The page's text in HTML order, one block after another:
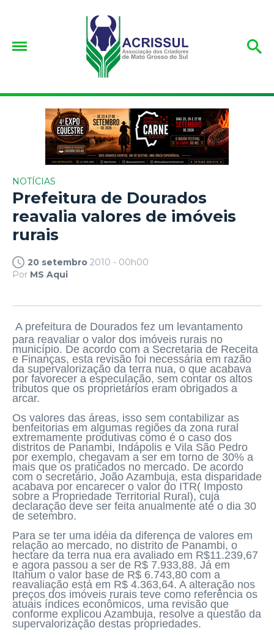
NOTÍCIAS
Prefeitura de Dourados
reavalia valores de imóveis
rurais
20 setembro 2010 - 00h00
Por MS Aqui
A prefeitura de Dourados fez um levantamento
para reavaliar o valor dos imóveis rurais no
município. De acordo com a Secretaria de Receita
e Finanças, esta revisão foi necessária em razão
da supervalorização da terra nua, o que acabava
por favorecer a especulação, sem contar os altos
tributos que os proprietários eram obrigados a
arcar.
Os valores das áreas, isso sem contabilizar as
benfeitorias em algumas regiões da zona rural
extremamente produtivas como é o caso dos
distritos de Panambi, Indápolis e Vila São Pedro
por exemplo, chegavam a ser em torno de 30% a
mais que os praticados no mercado. De acordo
com o secretário, João Azambuja, esta disparidade
acabava por encarecer o valor do ITR( Imposto
sobre a Propriedade Territorial Rural), cuja
declaração deve ser feita anualmente até o dia 30
de setembro.
Para se ter uma idéia da diferença de valores em
relação ao mercado, no distrito de Panambi, o
hectare da terra nua era avaliado em R$11.239,67
e agora passou a ser de R$ 7.933,88. Já em
Itahum o valor base de R$ 6.743,80 com a
reavaliação está em R$ 4.363,64. A alteração nos
preços dos imóveis rurais teve como referência os
atuais índices econômicos, uma revisão que
conforme explicou Azambuja, resolve a questão da
supervalorização destas propriedades.